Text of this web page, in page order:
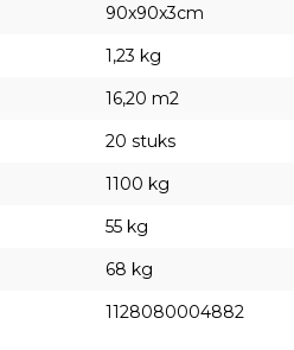
90x90x3cm
1,23 kg
16,20 m2
20 stuks
1100 kg
55 kg
68 kg
1128080004882